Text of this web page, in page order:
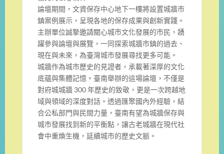
論壇期間，文資保存中心地下一樓將設置城牆市
鎮案例展示，呈現各地的保存成果與創新實踐。
主辦單位誠摯邀請關心城市文化發展的市民，踴
躍參與論壇與展覽，一同探索城牆市鎮的過去、
現在與未來，為臺灣城市發展尋找更多可能。
城牆作為城市歷史的見證者，承載著深厚的文化
底蘊與集體記憶。臺南舉辦的這場論壇，不僅是
對府城城牆 300 年歷史的致敬，更是一次跨越地
域與領域的深度對話。透過匯聚國內外經驗，結
合公私部門與民間力量，臺南有望為城牆保存與
城市發展找到新的平衡點，讓古老城牆在現代社
會中重煥生機，延續城市的歷史文脈。